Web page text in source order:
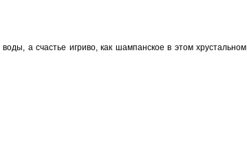
а счастье игриво, как шампанское в этом хрустальном